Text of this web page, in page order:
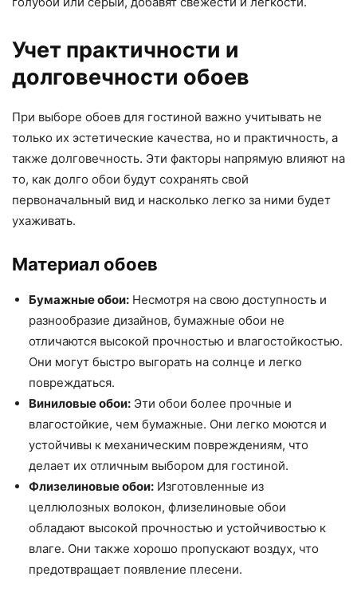
Учет практичности и
долговечности обоев
При выборе обоев для гостиной важно учитывать не
только их эстетические качества, но и практичность, а
также долговечность. Эти факторы напрямую влияют на
то, как долго обои будут сохранять свой
первоначальный вид и насколько легко за ними будет
ухаживать.
Материал обоев
Бумажные обои: Несмотря на свою доступность и
разнообразие дизайнов, бумажные обои не
отличаются высокой прочностью и влагостойкостью.
Они могут быстро выгорать на солнце и легко
повреждаться.
Виниловые обои: Эти обои более прочные и
влагостойкие, чем бумажные. Они легко моются и
устойчивы к механическим повреждениям, что
делает их отличным выбором для гостиной.
Флизелиновые обои: Изготовленные из
целлюлозных волокон, флизелиновые обои
обладают высокой прочностью и устойчивостью к
влаге. Они также хорошо пропускают воздух, что
предотвращает появление плесени.